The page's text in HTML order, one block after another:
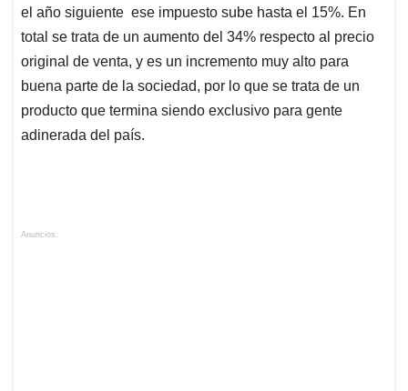
el año siguiente ese impuesto sube hasta el 15%. En
total se trata de un aumento del 34% respecto al precio
original de venta, y es un incremento muy alto para
buena parte de la sociedad, por lo que se trata de un
producto que termina siendo exclusivo para gente
adinerada del país.
Anuncios.